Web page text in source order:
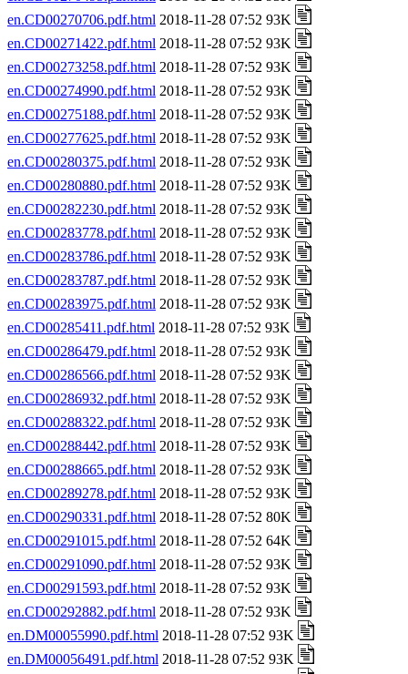
en.CD00270706.pdf.html 2018-11-28 07:52 93K
en.CD00271422.pdf.html 2018-11-28 07:52 93K
en.CD00273258.pdf.html 2018-11-28 07:52 93K
en.CD00274990.pdf.html 2018-11-28 07:52 93K
en.CD00275188.pdf.html 2018-11-28 07:52 93K
en.CD00277625.pdf.html 2018-11-28 07:52 93K
en.CD00280375.pdf.html 2018-11-28 07:52 93K
en.CD00280880.pdf.html 2018-11-28 07:52 93K
en.CD00282230.pdf.html 2018-11-28 07:52 93K
en.CD00283778.pdf.html 2018-11-28 07:52 93K
en.CD00283786.pdf.html 2018-11-28 07:52 93K
en.CD00283787.pdf.html 2018-11-28 07:52 93K
en.CD00283975.pdf.html 2018-11-28 07:52 93K
en.CD00285411.pdf.html 2018-11-28 07:52 93K
en.CD00286479.pdf.html 2018-11-28 07:52 93K
en.CD00286566.pdf.html 2018-11-28 07:52 93K
en.CD00286932.pdf.html 2018-11-28 07:52 93K
en.CD00288322.pdf.html 2018-11-28 07:52 93K
en.CD00288442.pdf.html 2018-11-28 07:52 93K
en.CD00288665.pdf.html 2018-11-28 07:52 93K
en.CD00289278.pdf.html 2018-11-28 07:52 93K
en.CD00290331.pdf.html 2018-11-28 07:52 80K
en.CD00291015.pdf.html 2018-11-28 07:52 64K
en.CD00291090.pdf.html 2018-11-28 07:52 93K
en.CD00291593.pdf.html 2018-11-28 07:52 93K
en.CD00292882.pdf.html 2018-11-28 07:52 93K
en.DM00055990.pdf.html 2018-11-28 07:52 93K
en.DM00056491.pdf.html 2018-11-28 07:52 93K